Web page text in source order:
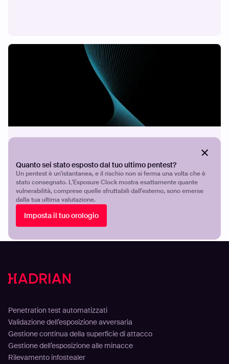
Quanto sei stato esposto dal tuo ultimo pentest?
Un pentest è un'istantanea, e il rischio non si ferma una volta che è
stato consegnato. L'Exposure Clock mostra esattamente quante
vulnerabilità, comprese quelle sfruttabili dall'esterno, sono emerse
dalla tua ultima valutazione.
Imposta il tuo orologio
STORIE DEI CLIENTI
Penetration test automatizzati
Validazione dell’esposizione avversaria
Gestione continua della superficie di attacco
Gestione dell’esposizione alle minacce
Rilevamento infostealer